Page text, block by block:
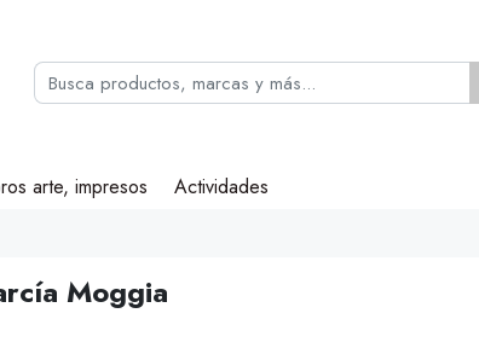
arte, impresos Actividades
Moggia